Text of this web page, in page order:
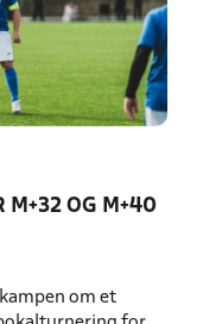
M+32 OG M+40
om et